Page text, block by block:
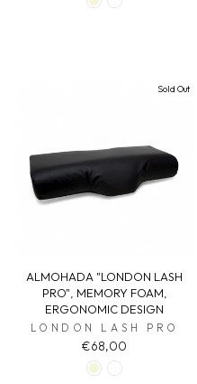
Sold Out
ALMOHADA "LONDON LASH
PRO", MEMORY FOAM,
ERGONOMIC DESIGN
LONDON LASH PRO
€68,00